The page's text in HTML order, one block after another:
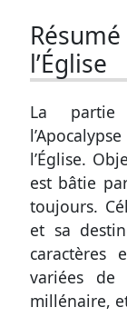
l’Église
La
l’Église.
est bâtie
toujours.
et sa
caractères
variées de
millénaire,